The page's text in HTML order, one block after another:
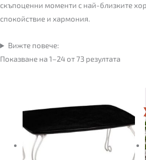
скъпоценни моменти с най-близките
спокойствие и хармония.
Вижте повече:
Показване на 1–24 от 73 резултата